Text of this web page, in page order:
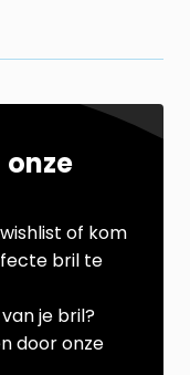
onze
of kom
bril te
je bril?
door onze